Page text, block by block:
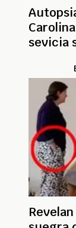
sevicia